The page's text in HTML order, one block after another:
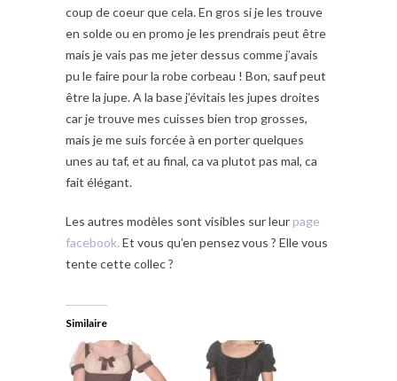
coup de coeur que cela. En gros si je les trouve
en solde ou en promo je les prendrais peut être
mais je vais pas me jeter dessus comme j’avais
pu le faire pour la robe corbeau ! Bon, sauf peut
être la jupe. A la base j’évitais les jupes droites
car je trouve mes cuisses bien trop grosses,
mais je me suis forcée à en porter quelques
unes au taf, et au final, ca va plutot pas mal, ca
fait élégant.
Les autres modèles sont visibles sur leur page
facebook. Et vous qu’en pensez vous ? Elle vous
tente cette collec ?
Similaire